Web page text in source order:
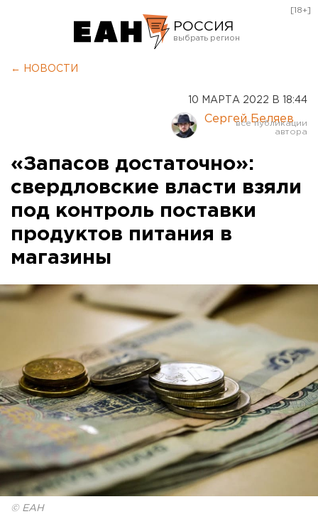
РОССИЯ
Курган
Оренбург
[18+]
← НОВОСТИ
10 МАРТА 2022 В 18:44
Сергей Беляев
«Запасов достаточно»:
свердловские власти взяли
под контроль поставки
продуктов питания в
магазины
© ЕАН